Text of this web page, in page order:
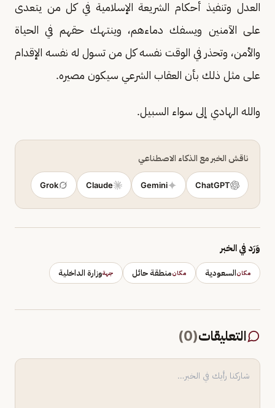
العدل وتنفيذ أحكام الشريعة الإسلامية في كل من يتعدى
على الآمنين ويسفك دماءهم، وينتهك حقهم في الحياة
والأمن، وتحذر في الوقت نفسه كل من تسول له نفسه الإقدام
على مثل ذلك بأن العقاب الشرعي سيكون مصيره.
والله الهادي إلى سواء السبيل.
ناقش الخبر مع الذكاء الاصطناعي
ChatGPT
Gemini
Claude
Grok
وَرَد في الخبر
مكانالسعودية مكانمنطقة حائل جهةوزارة الداخلية
التعليقات(
0
)